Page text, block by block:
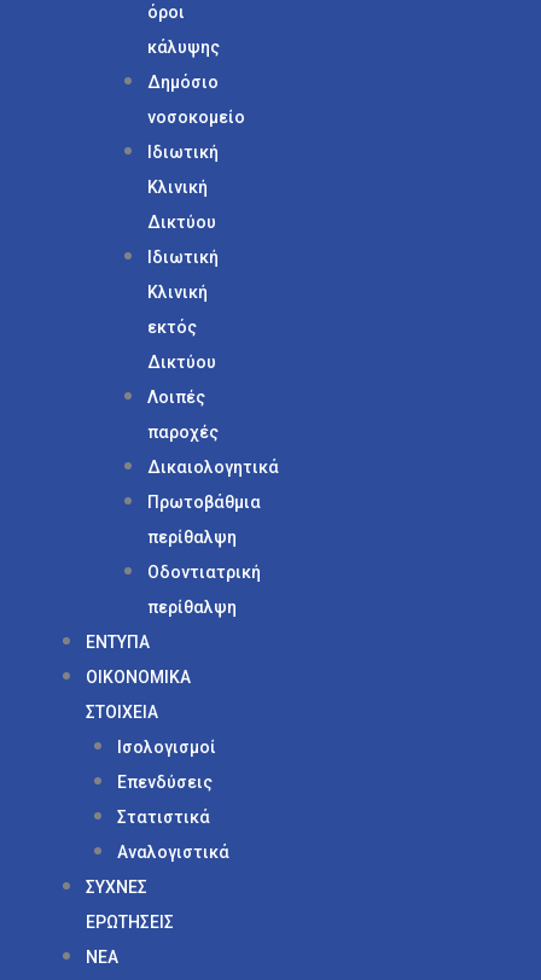
όροι
κάλυψης
Δημόσιο
νοσοκομείο
Ιδιωτική
Κλινική
Δικτύου
Ιδιωτική
Κλινική
εκτός
Δικτύου
Λοιπές
παροχές
Δικαιολογητικά
Πρωτοβάθμια
περίθαλψη
Οδοντιατρική
περίθαλψη
ΕΝΤΥΠΑ
ΟΙΚΟΝΟΜΙΚΑ
ΣΤΟΙΧΕΙΑ
Ισολογισμοί
Επενδύσεις
Στατιστικά
Αναλογιστικά
ΣΥΧΝΕΣ
ΕΡΩΤΗΣΕΙΣ
ΝΕΑ